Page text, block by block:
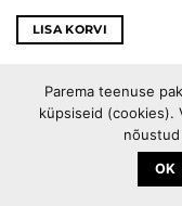
LISA KORVI
PEOTARBED
Parema teenuse
küpsiseid (cookies).
OK